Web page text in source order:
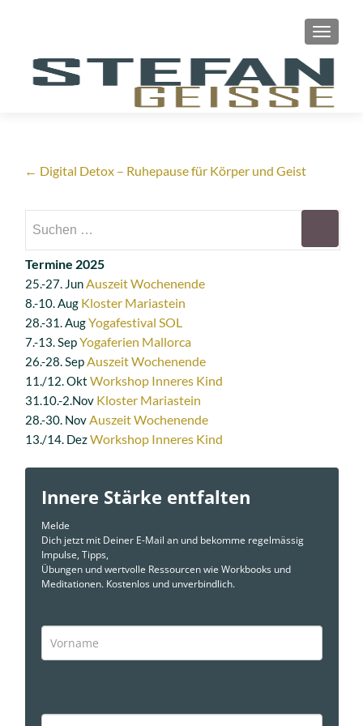
Artikel-
Navigation
← Digital Detox – Ruhepause für Körper und Geist
nach:
Termine 2025
25.-27. JunAuszeit Wochenende
8.-10. Aug Kloster Mariastein
28.-31. AugYogafestival SOL
7.-13. SepYogaferien Mallorca
26.-28. SepAuszeit Wochenende
11./12. Okt Workshop Inneres Kind
31.10.-2.Nov Kloster Mariastein
28.-30. NovAuszeit Wochenende
13./14. DezWorkshop Inneres Kind
Innere Stärke entfalten
Melde
Dich jetzt mit Deiner E-Mail an und bekomme regelmässig
Impulse, Tipps,
Übungen und wertvolle Ressourcen wie Workbooks und
Meditationen. Kostenlos und unverbindlich.